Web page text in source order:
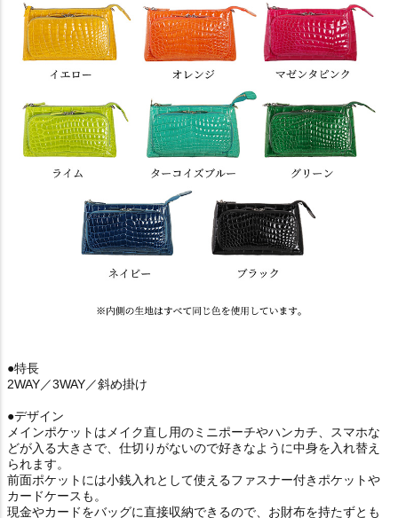
●特長
2WAY／3WAY／斜め掛け
●デザイン
メインポケットはメイク直し用のミニポーチやハンカチ、スマホな
どが入る大きさで、仕切りがないので好きなように中身を入れ替え
られます。
前面ポケットには小銭入れとして使えるファスナー付きポケットや
カードケースも。
現金やカードをバッグに直接収納できるので、お財布を持たずとも